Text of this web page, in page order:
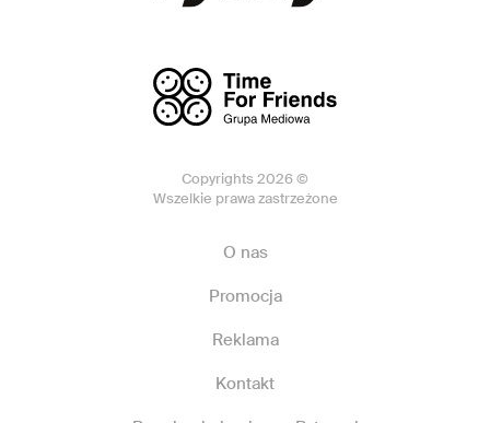
Copyrights 2026 ©
Wszelkie prawa zastrzeżone
O nas
Promocja
Reklama
Kontakt